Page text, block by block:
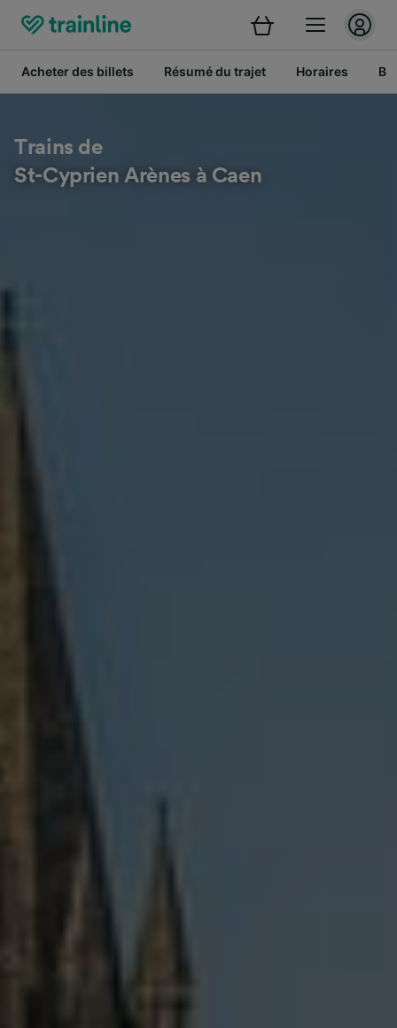
Acheter des billets Résumé du trajet Horaires
Trains de
St-Cyprien Arènes à Caen